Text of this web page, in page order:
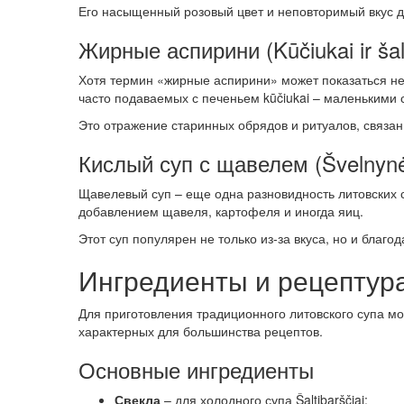
Его насыщенный розовый цвет и неповторимый вкус
Жирные аспирини (Kūčiukai ir
Хотя термин «жирные аспирини» может показаться
часто подаваемых с печеньем kūčiukai – маленькими
Это отражение старинных обрядов и ритуалов,
Кислый суп с щавелем
Щавелевый суп – еще одна разновидность
добавлением щавеля, картофеля и иногда яиц.
Этот суп популярен не только из-за вкуса, но и
Ингредиенты и
Для приготовления традиционного литовского супа
характерных для большинства рецептов.
Основные ингредиенты
Свекла – для холодного супа Šaltibarščiai;